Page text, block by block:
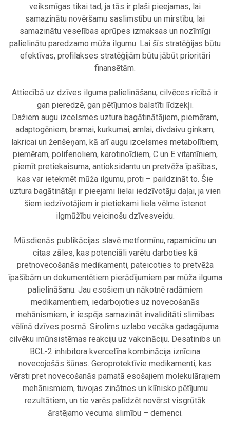
veiksmīgas tikai tad, ja tās ir plaši pieejamas, lai
samazinātu novēršamu saslimstību un mirstību, lai
samazinātu veselības aprūpes izmaksas un nozīmīgi
palielinātu paredzamo mūža ilgumu. Lai šīs stratēģijas būtu
efektīvas, profilakses stratēģijām būtu jābūt prioritāri
finansētām.
Attiecībā uz dzīves ilguma palielināšanu, cilvēces rīcībā ir
gan pieredzē, gan pētījumos balstīti līdzekļi.
Dažiem augu izcelsmes uztura bagātinātājiem, piemēram,
adaptogēniem, bramai, kurkumai, amlai, divdaivu ginkam,
lakricai un ženšeņam, kā arī augu izcelsmes metabolītiem,
piemēram, polifenoliem, karotinoīdiem, C un E vitamīniem,
piemīt pretiekaisuma, antioksidantu un pretvēža īpašības,
kas var ietekmēt mūža ilgumu, proti – paildzināt to. Šie
uztura bagātinātāji ir pieejami lielai iedzīvotāju daļai, ja vien
šiem iedzīvotājiem ir pietiekami liela vēlme īstenot
ilgmūžību veicinošu dzīvesveidu.
Mūsdienās publikācijas slavē metformīnu, rapamicīnu un
citas zāles, kas potenciāli varētu darboties kā
pretnovecošanās medikamenti, pateicoties to pretvēža
īpašībām un dokumentētiem pierādījumiem par mūža ilguma
palielināšanu. Jau esošiem un nākotnē radāmiem
medikamentiem, iedarbojoties uz novecošanās
mehānismiem, ir iespēja samazināt invaliditāti slimības
vēlīnā dzīves posmā. Sirolims uzlabo vecāka gadagājuma
cilvēku imūnsistēmas reakciju uz vakcināciju. Desatinibs un
BCL-2 inhibitora kvercetīna kombinācija iznīcina
novecojošās šūnas. Geroprotektīvie medikamenti, kas
vērsti pret novecošanās pamatā esošajiem molekulārajiem
mehānismiem, tuvojas zinātnes un klīnisko pētījumu
rezultātiem, un tie varēs palīdzēt novērst visgrūtāk
ārstējamo vecuma slimību – demenci.